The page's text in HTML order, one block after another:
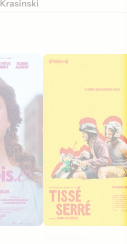
Krasinski